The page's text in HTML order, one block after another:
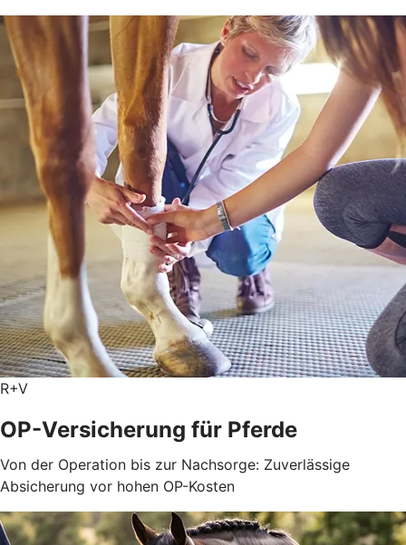
R+V
OP-Versicherung für Pferde
Von der Operation bis zur Nachsorge: Zuverlässige
Absicherung vor hohen OP-Kosten